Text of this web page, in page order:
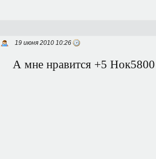
19 июня 2010 10:26
А мне нравится +5 Нок5800